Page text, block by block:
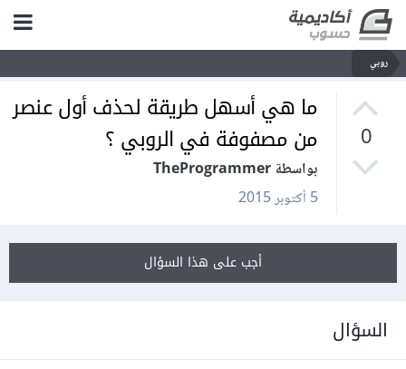
روبي
0
ما هي أسهل طريقة لحذف أول عنصر
من مصفوفة في الروبي ؟
بواسطة TheProgrammer
5 أكتوبر 2015
أجب على هذا السؤال
السؤال